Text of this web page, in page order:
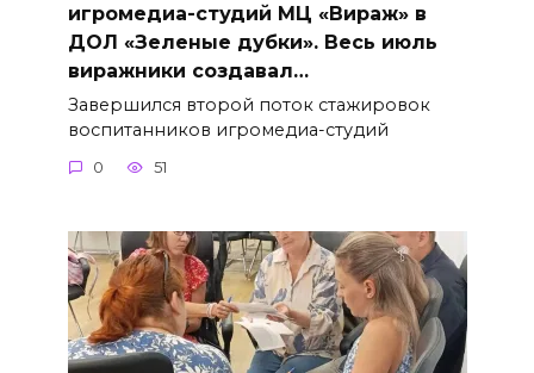
игромедиа-студий МЦ «Вираж» в
ДОЛ «Зеленые дубки». Весь июль
виражники создавал…
Завершился второй поток стажировок
воспитанников игромедиа-студий
0 51